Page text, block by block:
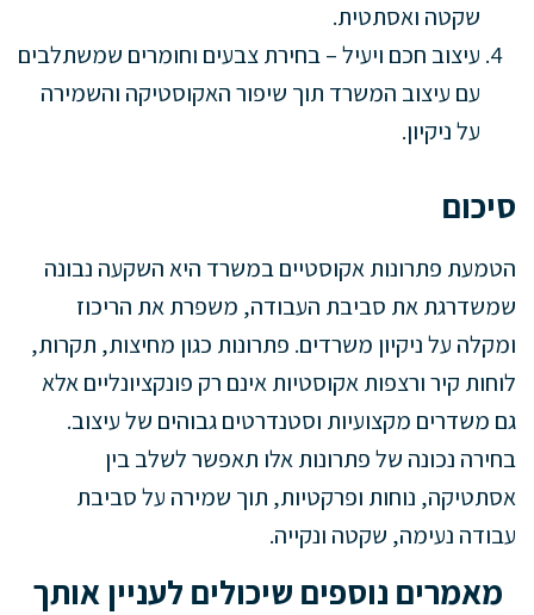
שקטה ואסתטית.
עיצוב חכם ויעיל – בחירת צבעים וחומרים שמשתלבים
עם עיצוב המשרד תוך שיפור האקוסטיקה והשמירה
על ניקיון.
סיכום
הטמעת פתרונות אקוסטיים במשרד היא השקעה נבונה
שמשדרגת את סביבת העבודה, משפרת את הריכוז
ומקלה על ניקיון משרדים. פתרונות כגון מחיצות, תקרות,
לוחות קיר ורצפות אקוסטיות אינם רק פונקציונליים אלא
גם משדרים מקצועיות וסטנדרטים גבוהים של עיצוב.
בחירה נכונה של פתרונות אלו תאפשר לשלב בין
אסתטיקה, נוחות ופרקטיות, תוך שמירה על סביבת
עבודה נעימה, שקטה ונקייה.
מאמרים נוספים שיכולים לעניין אותך